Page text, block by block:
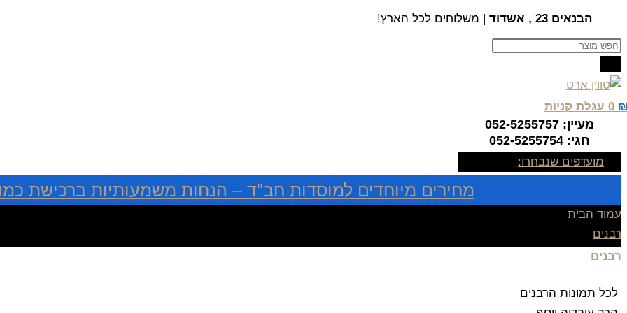
content
הבנאים 23 , אשדוד
| משלוחים לכל הארץ!
Products
0 עגלת קניות
מעיין: 052-5255757
חגי: 052-5255754
מועדפים שנבחרו:
מחירים מיוחדים למוסדות חב"ד – הנחות משמעותיות ברכישת
עמוד הבית
רבנים
רבנים
לכל תמונות הרבנים